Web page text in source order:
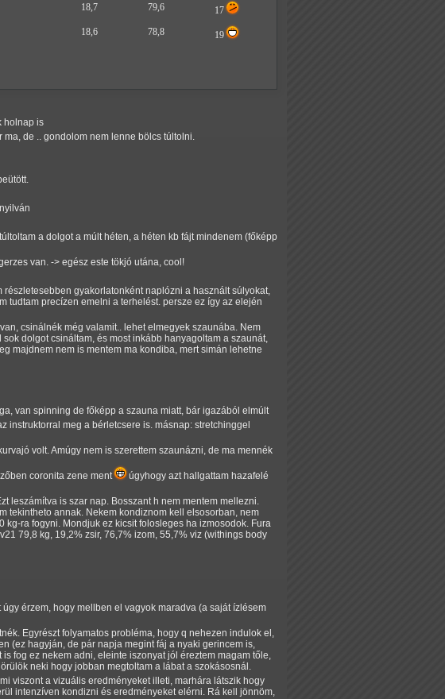
18,7 79,6
17
18,6 78,8
19
holnap is
de .. gondolom nem lenne bölcs túltolni.
a dolgot a múlt héten, a héten kb fájt mindenem (főképp
van. -> egész este tökjó utána, cool!
gyakorlatonként naplózni a használt súlyokat,
tudtam precízen emelni a terhelést. persze ez így az elején
csinálnék még valamit.. lehet elmegyek szaunába. Nem
dolgot csináltam, és most inkább hanyagoltam a szaunát,
majdnem nem is mentem ma kondiba, mert simán lehetne
van spinning de főképp a szauna miatt, bár igazából elmúlt
meg a bérletcsere is. másnap: stretchinggel
volt. Amúgy nem is szerettem szaunázni, de ma mennék
coronita zene ment
úgyhogy azt hallgattam hazafelé
leszámítva is szar nap. Bosszant h nem mentem mellezni.
tekintheto annak. Nekem kondiznom kell elsosorban, nem
ra fogyni. Mondjuk ez kicsit folosleges ha izmosodok. Fura
79,8 kg, 19,2% zsir, 76,7% izom, 55,7% viz (withings body
érzem, hogy mellben el vagyok maradva (a saját ízlésem
Egyrészt folyamatos probléma, hogy q nehezen indulok el,
(ez hagyján, de pár napja megint fáj a nyaki gerincem is,
fog ez nekem adni, eleinte iszonyat jól éreztem magam tőle,
neki hogy jobban megtoltam a lábat a szokásosnál.
viszont a vizuális eredményeket illeti, marhára látszik hogy
intenzíven kondizni és eredményeket elérni. Rá kell jönnöm,